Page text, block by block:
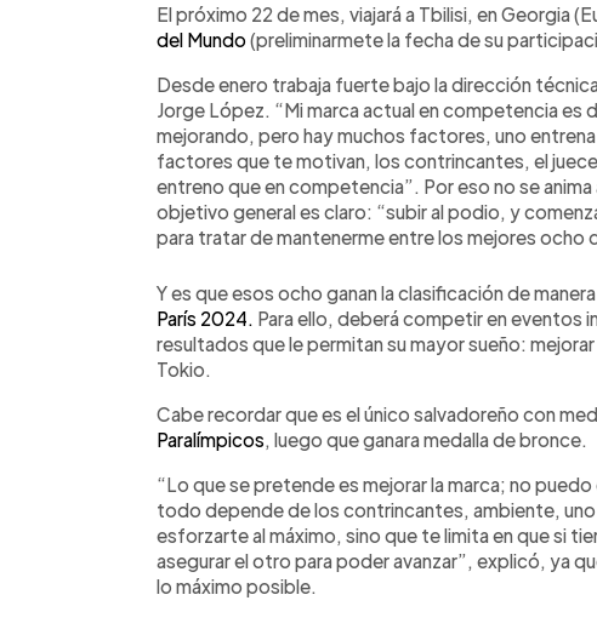
El próximo 22 de mes, viajará a Tbilisi, en Georgia
del Mundo(preliminarmete la fecha de su
Desde enero trabaja fuerte bajo la dirección
Jorge López. “Mi marca actual en competencia es
mejorando, pero hay muchos factores, uno
factores que te motivan, los contrincantes, el
entreno que en competencia”. Por eso no se
objetivo general es claro: “subir al podio, y
para tratar de mantenerme entre los mejores ocho
Y es que esos ocho ganan la clasificación de
París 2024. Para ello, deberá competir en eventos
resultados que le permitan su mayor sueño:
Tokio.
Cabe recordar que es el único salvadoreño con
Paralímpicos, luego que ganara medalla de bronce.
“Lo que se pretende es mejorar la marca; no
todo depende de los contrincantes, ambiente,
esforzarte al máximo, sino que te limita en que si
asegurar el otro para poder avanzar”, explicó, ya
lo máximo posible.